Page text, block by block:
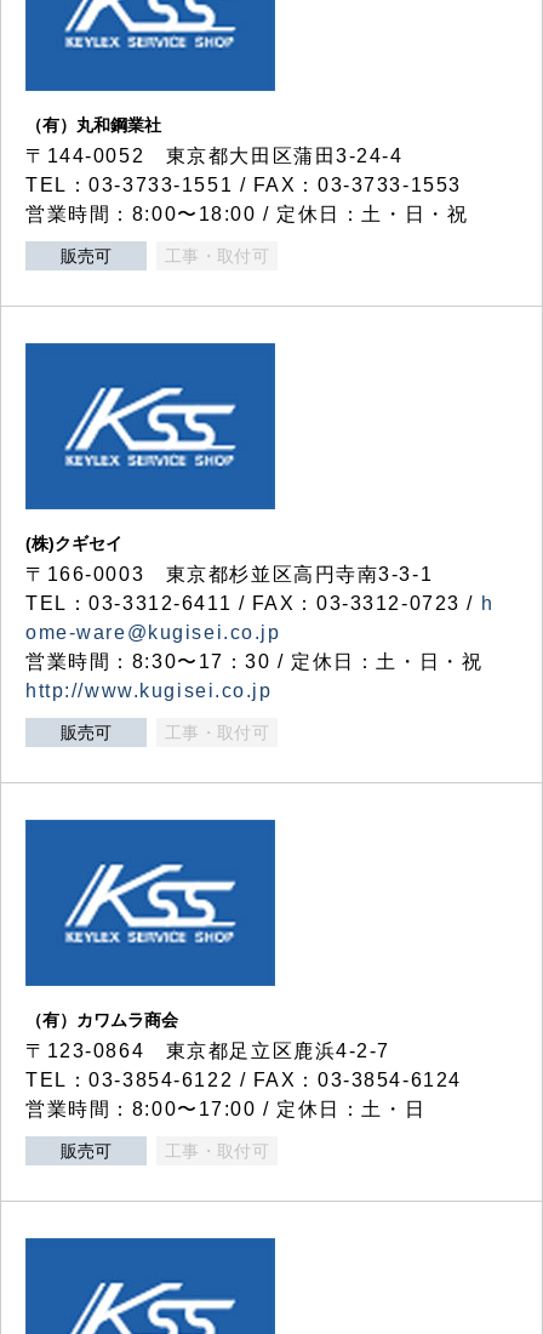
（有）丸和鋼業社
〒144-0052 東京都大田区蒲田3-24-4
TEL：03-3733-1551 / FAX：03-3733-1553
営業時間：8:00〜18:00 / 定休日：土・日・祝
販売可 工事・取付可
(株)クギセイ
〒166-0003 東京都杉並区高円寺南3-3-1
TEL：03-3312-6411 / FAX：03-3312-0723 / h
ome-ware@kugisei.co.jp
営業時間：8:30〜17：30 / 定休日：土・日・祝
http://www.kugisei.co.jp
販売可 工事・取付可
（有）カワムラ商会
〒123-0864 東京都足立区鹿浜4-2-7
TEL：03-3854-6122 / FAX：03-3854-6124
営業時間：8:00〜17:00 / 定休日：土・日
販売可 工事・取付可